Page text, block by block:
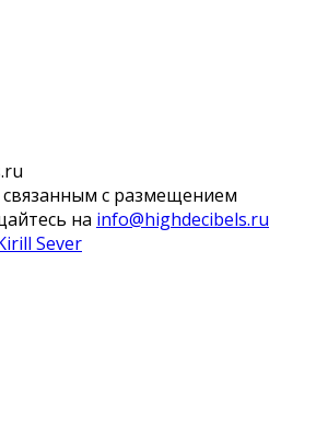
с размещением
на info@highdecibels.ru
Sever